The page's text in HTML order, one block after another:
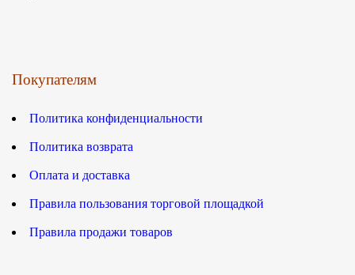
Покупателям
Политика конфиденциальности
Политика возврата
Оплата и доставка
Правила пользования торговой площадкой
Правила продажи товаров